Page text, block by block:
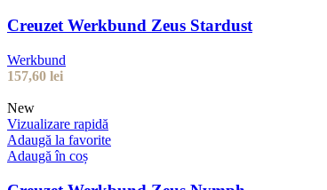
Creuzet Werkbund Zeus Stardust
Werkbund
157,60 lei
New
Vizualizare rapidă
Adaugă la favorite
Adaugă în coș